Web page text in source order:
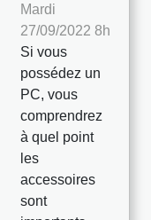
Mardi
27/09/2022 8h
Si vous
possédez un
PC, vous
comprendrez
à quel point
les
accessoires
sont